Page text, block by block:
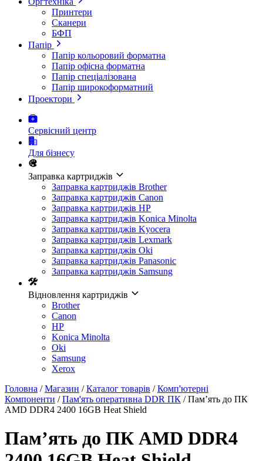
Принтери
Сканери
БФП
Папір
Папір кольоровий форматна
Папір офісна форматна
Папір спеціалізована
Папір широкоформатний
Проектори
Сервісний центр
Для бізнесу
Заправка картриджів
Заправка картриджів Brother
Заправка картриджів Canon
Заправка картриджів HP
Заправка картриджів Konica Minolta
Заправка картриджів Kyocera
Заправка картриджів Lexmark
Заправка картриджів Oki
Заправка картриджів Panasonic
Заправка картриджів Samsung
Відновлення картриджів
Brother
Canon
HP
Konica Minolta
Oki
Samsung
Xerox
Головна /Магазин /Каталог товарів /Комп'ютерні
Компоненти /Пам'ять оперативна DDR ПК / Пам’ять до ПК
AMD DDR4 2400 16GB Heat Shield
Пам’ять до ПК AMD DDR4